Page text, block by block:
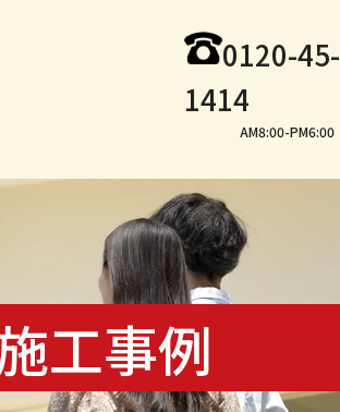
0120-45-
1414
AM8:00-PM6:00
工事例